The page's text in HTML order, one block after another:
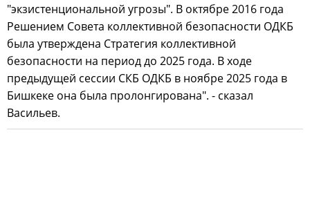
"экзистенциональной угрозы". В октябре 2016 года
Решением Совета коллективной безопасности ОДКБ
была утверждена Стратегия коллективной
безопасности на период до 2025 года. В ходе
предыдущей сессии СКБ ОДКБ в ноябре 2025 года в
Бишкеке она была пролонгирована". - сказал
Васильев.